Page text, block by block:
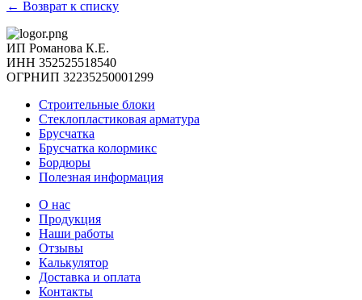
← Возврат к списку
ИП Романова К.Е.
ИНН 352525518540
ОГРНИП 32235250001299
Строительные блоки
Стеклопластиковая арматура
Брусчатка
Брусчатка колормикс
Бордюры
Полезная информация
О нас
Продукция
Наши работы
Отзывы
Калькулятор
Доставка и оплата
Контакты